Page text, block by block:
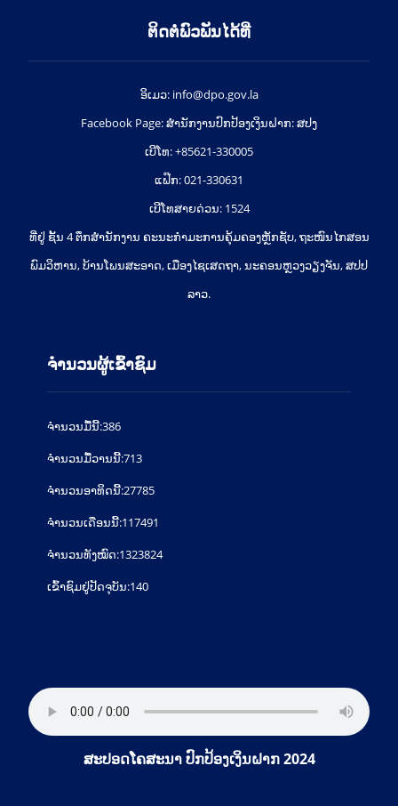
ຕິດຕໍ່ພົວພັນໄດ້ທີ່
ອິເມວ: info@dpo.gov.la
Facebook Page: ສໍານັກງານປົກປ້ອງເງິນຝາກ: ສປງ
ເບີໂທ: +85621-330005
ແຟ໊ກ: 021-330631
ເບີໂທສາຍດ່ວນ: 1524
ທີ່ຢູ່ ຊັ້ນ 4 ຕຶກສຳນັກງານ ຄະນະກຳມະການຄຸ້ມຄອງຫຼັກຊັບ, ຖະໜົນໄກສອນ
ພົມວິຫານ, ບ້ານໂພນສະອາດ, ເມືອງໄຊເສດຖາ, ນະຄອນຫຼວງວຽງຈັນ, ສປປ
ລາວ.
ຈຳນວນຜູ້ເຂົ້າຊົມ
ຈໍານວນມື້ນີ້:386
ຈໍານວນມື້ວານນີ້:713
ຈໍານວນອາທິດນີ້:27785
ຈໍານວນເດືອນນີ້:117491
ຈຳນວນທັງໝົດ:1323824
ເຂົ້າຊົມຢູ່ປັດຈຸບັນ:140
ສະປອດໂຄສະນາ ປົກປ້ອງເງິນຝາກ 2024